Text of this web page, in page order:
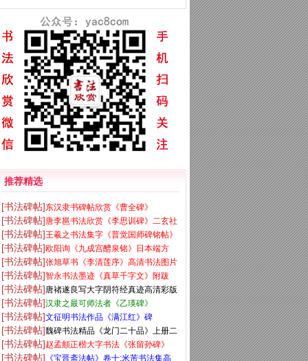
推荐精选
[书法碑帖]东汉隶书碑帖欣赏《曹全碑》
[书法碑帖]唐李邕书法欣赏《李思训碑》二玄社
高清版
[书法碑帖]王羲之书法集字《普觉国师碑铭帖》
[书法碑帖]欧阳询《九成宫醴泉铭》日本端方
(三井)旧藏本
[书法碑帖]张旭草书《李清莲序》高清书法图片
欣赏
[书法碑帖]智永书法墨迹《真草千字文》附跋
[书法碑帖]唐禇遂良写大字阴符经真迹高清彩版
[书法碑帖]汉隶之最可师法者《乙瑛碑》
[书法碑帖]文征明书法作品《满江红》碑
[书法碑帖]魏碑书法精品《龙门二十品》上册二
玄社高清版
[书法碑帖]赵孟頫正楷大字书法《张留孙碑》
[书法碑帖] 《宝晋斋法帖》卷十:米芾书法集高